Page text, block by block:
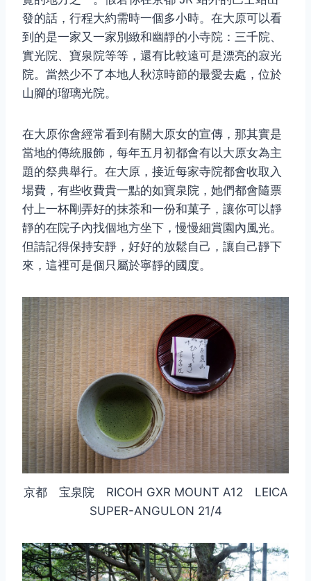
發的話，行程大約需時一個多小時。在大原可以看
到的是一家又一家別緻和幽靜的小寺院：三千院、
實光院、寶泉院等等，還有比較遠可是漂亮的寂光
院。當然少不了本地人秋涼時節的最愛去處，位於
山腳的瑠璃光院。
在大原你會經常看到有關大原女的宣傳，那其實是
當地的傳統服飾，每年五月初都會有以大原女為主
題的祭典舉行。在大原，接近每家寺院都會收取入
場費，有些收費貴一點的如寶泉院，她們都會隨票
付上一杯剛弄好的抹茶和一份和菓子，讓你可以靜
靜的在院子內找個地方坐下，慢慢細賞園內風光。
但請記得保持安靜，好好的放鬆自己，讓自己靜下
來，這裡可是個只屬於寧靜的國度。
京都 宝泉院 RICOH GXR MOUNT A12 LEICA
SUPER-ANGULON 21/4